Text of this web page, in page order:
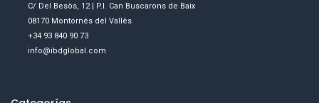
C/ Del Besòs, 12 | P.I. Can Buscarons de Baix
08170 Montornès del Vallès
+34 93 840 90 73
info@ibdglobal.com